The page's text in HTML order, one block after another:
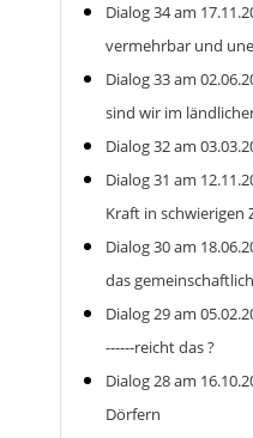
Dialog 34 am
vermehrbar und
Dialog 33 am
sind wir im
Dialog 32 am
Dialog 31 am
Kraft in schwierigen
Dialog 30 am
das
Dialog 29 am
------reicht das ?
Dialog 28 am
Dörfern